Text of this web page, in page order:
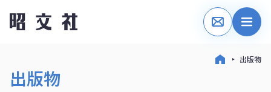
出版物
出版物